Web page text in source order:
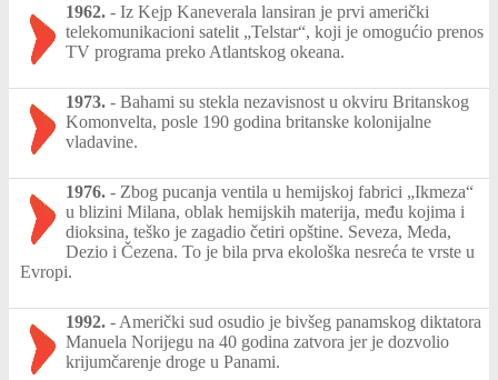
1962. - Iz Kejp Kaneverala lansiran je prvi američki
telekomunikacioni satelit „Telstar“, koji je omogućio prenos
TV programa preko Atlantskog okeana.
1973. - Bahami su stekla nezavisnost u okviru Britanskog
Komonvelta, posle 190 godina britanske kolonijalne
vladavine.
1976. - Zbog pucanja ventila u hemijskoj fabrici „Ikmeza“
u blizini Milana, oblak hemijskih materija, među kojima i
dioksina, teško je zagadio četiri opštine. Seveza, Meda,
Dezio i Čezena. To je bila prva ekološka nesreća te vrste u
Evropi.
1992. - Američki sud osudio je bivšeg panamskog diktatora
Manuela Norijegu na 40 godina zatvora jer je dozvolio
krijumčarenje droge u Panami.